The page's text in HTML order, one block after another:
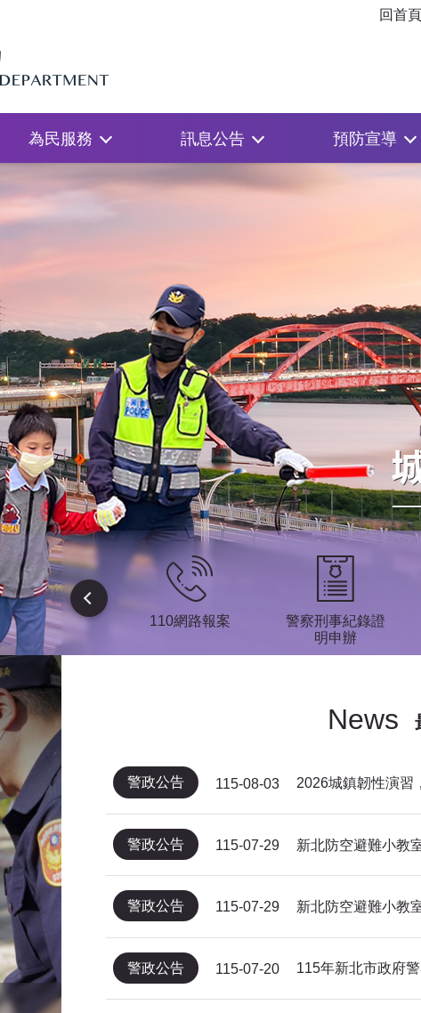
回首
為民服務 訊息公告 預防宣導
防空疏散避難專
區
110網路報案
警察刑事紀錄證
明申辦
News
警政公告 115-08-03 2026城鎮韌性演習
警政公告 115-07-29 新北防空避難小教
警政公告 115-07-29 新北防空避難小教
警政公告 115-07-20